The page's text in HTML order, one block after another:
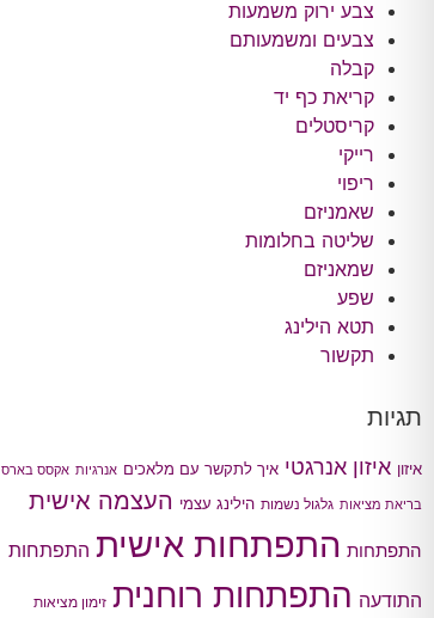
צבע ירוק משמעות
צבעים ומשמעותם
קבלה
קריאת כף יד
קריסטלים
רייקי
ריפוי
שאמניזם
שליטה בחלומות
שמאניזם
שפע
תטא הילינג
תקשור
תגיות
איזון איזון אנרגטי איך לתקשר עם מלאכים אנרגיות אקסס בארס
בריאת מציאות גלגול נשמות הילינג עצמי העצמה אישית
התפתחות התפתחות אישית התפתחות
התודעה התפתחות רוחנית זימון מציאות